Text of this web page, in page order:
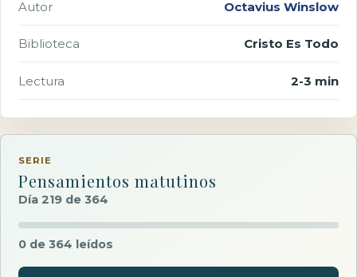
Autor Octavius Winslow
Biblioteca Cristo Es Todo
Lectura 2-3 min
SERIE
Pensamientos matutinos
Día 219 de 364
0 de 364 leídos